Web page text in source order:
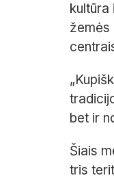
kultūra
žemės
bet ir
Šiais
tris